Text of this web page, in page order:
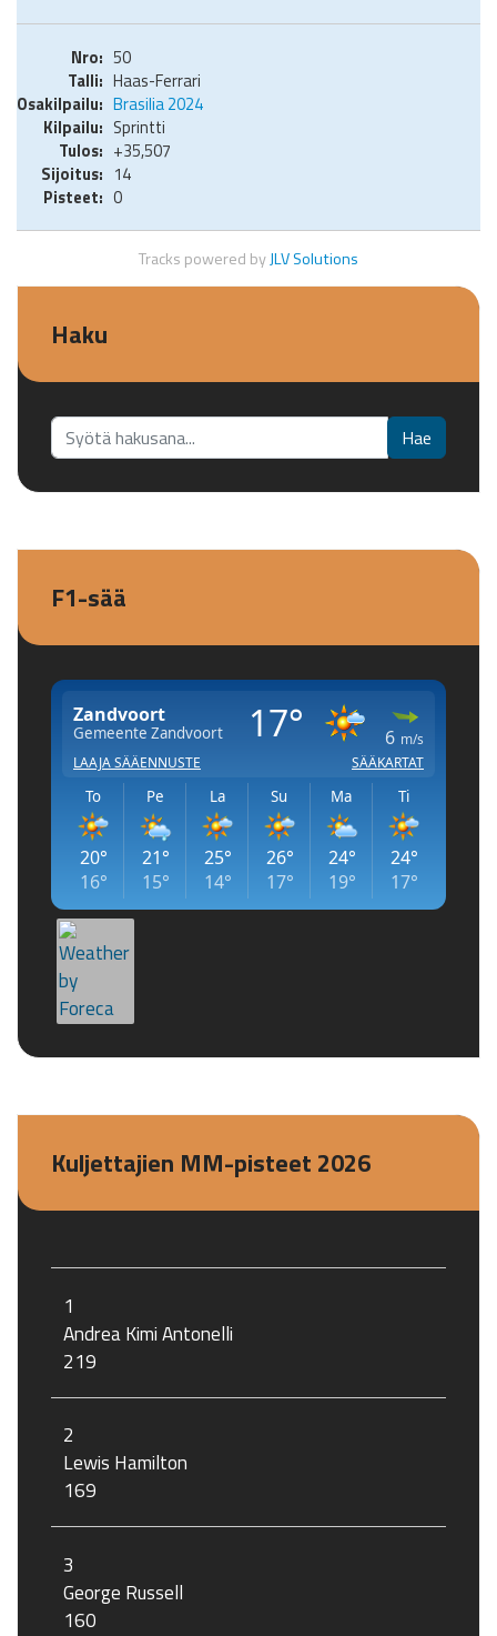
50
Haas-Ferrari
Brasilia 2024
Sprintti
+35,507
14
0
Tracks powered byJLV Solutions
Haku
Etsi... Hae
F1-sää
Kuljettajien MM-pisteet 2026
1
Andrea Kimi Antonelli
219
2
Lewis Hamilton
169
3
George Russell
160